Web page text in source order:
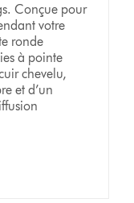
Conçue pour
votre
ronde
à pointe
chevelu,
et d’un